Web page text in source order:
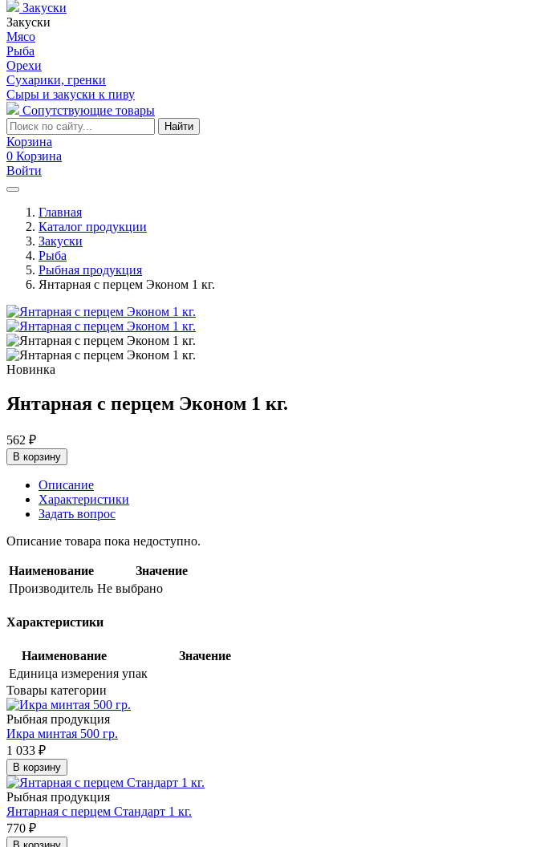
Закуски
Закуски
Мясо
Рыба
Орехи
Сухарики, гренки
Сыры и закуски к пиву
Сопутствующие товары
Найти
Корзина
0 Корзина
Войти
Главная
Каталог продукции
Закуски
Рыба
Рыбная продукция
Янтарная с перцем Эконом 1 кг.
Новинка
Янтарная с перцем Эконом 1 кг.
562 ₽
В корзину
Описание
Характеристики
Задать вопрос
Описание товара пока недоступно.
Наименование
Значение
Производитель Не выбрано
Характеристики
Наименование
Значение
Единица измерения упак
Товары категории
Рыбная продукция
Икра минтая 500 гр.
1 033 ₽
В корзину
Рыбная продукция
Янтарная с перцем Стандарт 1 кг.
770 ₽